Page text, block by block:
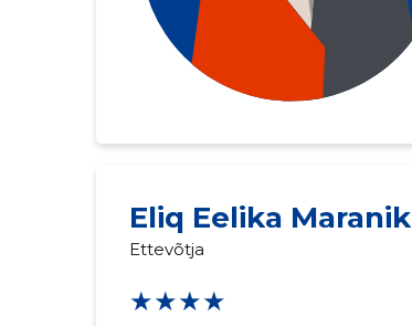
Eliq Eelika Maranik
Ettevõtja
★★★★